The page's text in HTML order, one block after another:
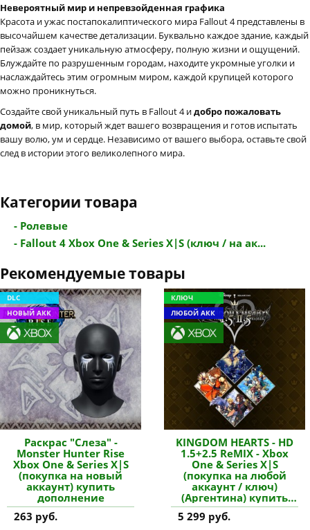
Невероятный мир и непревзойденная графика
Красота и ужас постапокалиптического мира Fallout 4 представлены в
высочайшем качестве детализации. Буквально каждое здание, каждый
пейзаж создает уникальную атмосферу, полную жизни и ощущений.
Блуждайте по разрушенным городам, находите укромные уголки и
наслаждайтесь этим огромным миром, каждой крупицей которого
можно проникнуться.
Создайте свой уникальный путь в Fallout 4 идобро пожаловать
домой, в мир, который ждет вашего возвращения и готов испытать
вашу волю, ум и сердце. Независимо от вашего выбора, оставьте свой
след в истории этого великолепного мира.
Категории товара
- Ролевые
- Fallout 4 Xbox One & Series X|S (ключ / на ак...
Рекомендуемые товары
DLC
НОВЫЙ АКК
Раскрас "Слеза" -
Monster Hunter Rise
Xbox One & Series X|S
(покупка на новый
аккаунт) купить
дополнение
263 руб.
КЛЮЧ
ЛЮБОЙ АКК
KINGDOM HEARTS - HD
1.5+2.5 ReMIX - Xbox
One & Series X|S
(покупка на любой
аккаунт / ключ)
(Аргентина) купить
игру
5 299 руб.